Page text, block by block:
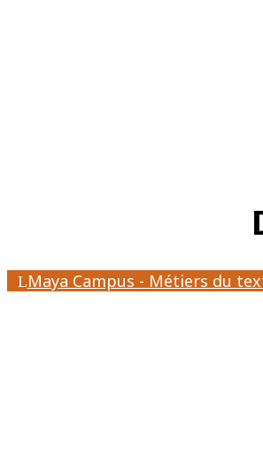
Maya Campus - Métiers du